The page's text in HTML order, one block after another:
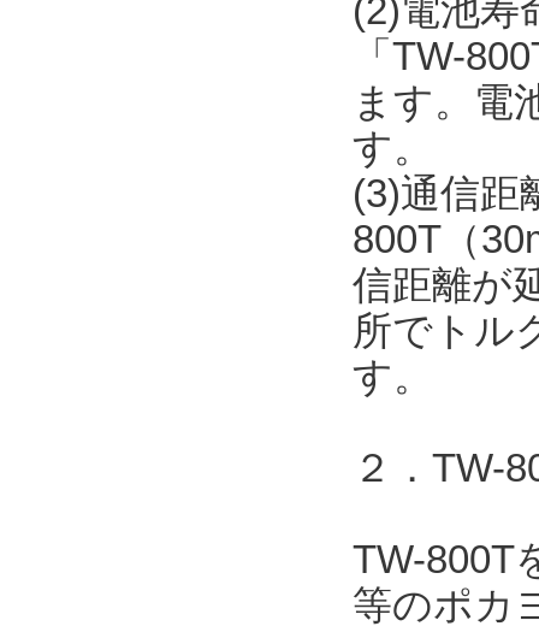
(2)電池寿
「TW-
ます。電
す。
(3)通信距
800T（
信距離が
所でトル
す。
２．TW-
TW-800T
等のポカ